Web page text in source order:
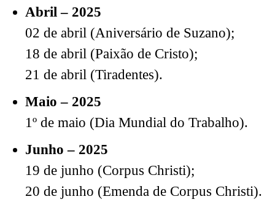
Abril – 2025
02 de abril (Aniversário de Suzano);
18 de abril (Paixão de Cristo);
21 de abril (Tiradentes).
Maio – 2025
1º de maio (Dia Mundial do Trabalho).
Junho – 2025
19 de junho (Corpus Christi);
20 de junho (Emenda de Corpus Christi).